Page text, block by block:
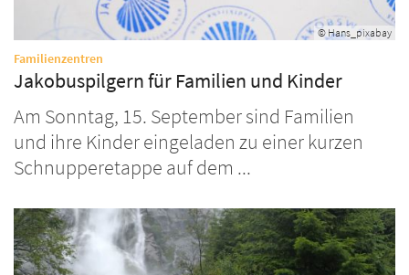
© Hans_pixabay
Familienzentren
Jakobuspilgern für Familien und Kinder
Am Sonntag, 15. September sind Familien
und ihre Kinder eingeladen zu einer kurzen
Schnupperetappe auf dem ...